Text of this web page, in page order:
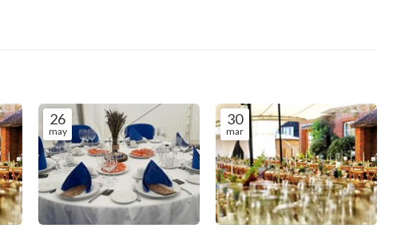
26
may
30
mar